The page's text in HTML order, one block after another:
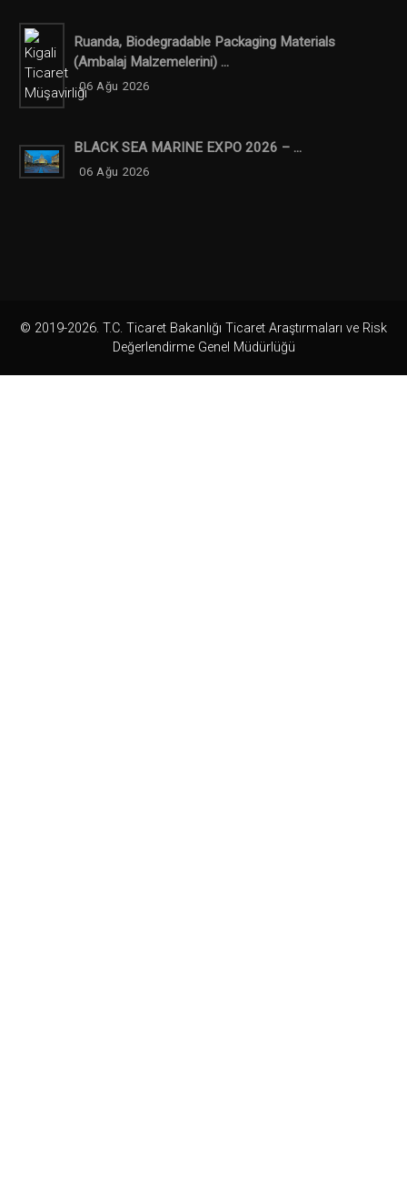
Ruanda, Biodegradable Packaging Materials
(ambalaj Malzemelerini) ...
06 Ağu 2026
BLACK SEA MARINE EXPO 2026 – ...
06 Ağu 2026
© 2019-2026. T.C. Ticaret Bakanlığı Ticaret Araştırmaları ve Risk
Değerlendirme Genel Müdürlüğü